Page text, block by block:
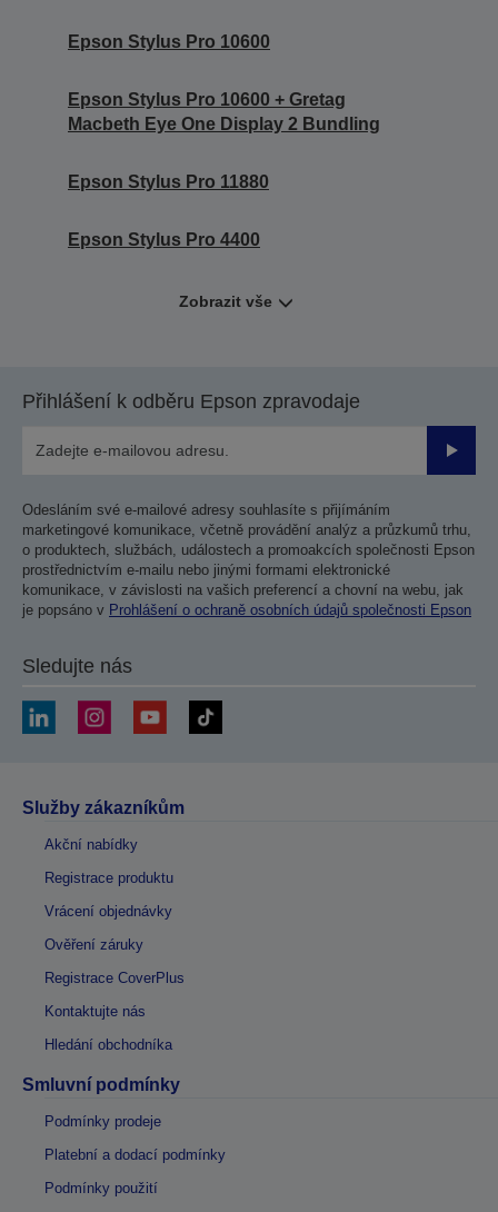
Epson Stylus Pro 10600
Epson Stylus Pro 10600 + Gretag
Macbeth Eye One Display 2 Bundling
Epson Stylus Pro 11880
Epson Stylus Pro 4400
Zobrazit vše
Přihlášení k odběru Epson zpravodaje
Odesláním své e-mailové adresy souhlasíte s přijímáním
marketingové komunikace, včetně provádění analýz a průzkumů trhu,
o produktech, službách, událostech a promoakcích společnosti Epson
prostřednictvím e-mailu nebo jinými formami elektronické
komunikace, v závislosti na vašich preferencí a chovní na webu, jak
je popsáno v Prohlášení o ochraně osobních údajů společnosti Epson
Sledujte nás
Služby zákazníkům
Akční nabídky
Registrace produktu
Vrácení objednávky
Ověření záruky
Registrace CoverPlus
Kontaktujte nás
Hledání obchodníka
Smluvní podmínky
Podmínky prodeje
Platební a dodací podmínky
Podmínky použití